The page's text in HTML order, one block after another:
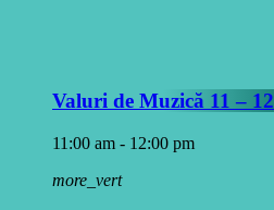
Valuri de Muzică 11 – 12
11:00 am - 12:00 pm
more_vert